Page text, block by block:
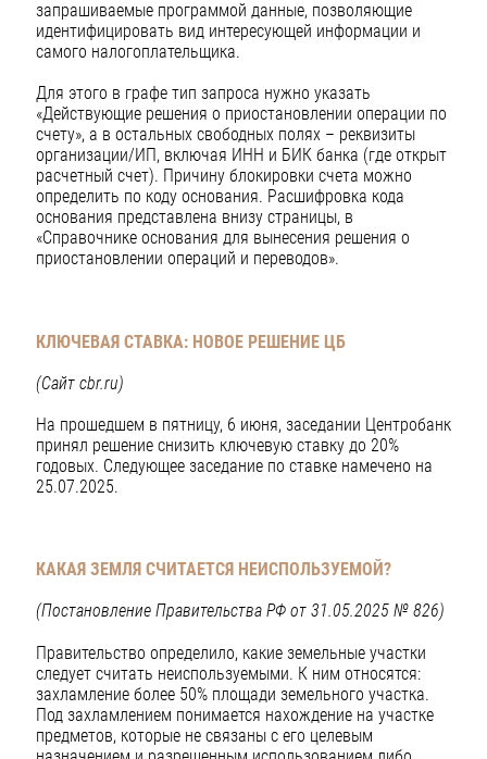
запрашиваемые программой данные, позволяющие
идентифицировать вид интересующей информации и
самого налогоплательщика.
Для этого в графе тип запроса нужно указать
«Действующие решения о приостановлении операции по
счету», а в остальных свободных полях – реквизиты
организации/ИП, включая ИНН и БИК банка (где открыт
расчетный счет). Причину блокировки счета можно
определить по коду основания. Расшифровка кода
основания представлена внизу страницы, в
«Справочнике основания для вынесения решения о
приостановлении операций и переводов».
КЛЮЧЕВАЯ СТАВКА: НОВОЕ РЕШЕНИЕ ЦБ
(Сайт cbr.ru)
На прошедшем в пятницу, 6 июня, заседании Центробанк
принял решение снизить ключевую ставку до 20%
годовых. Следующее заседание по ставке намечено на
25.07.2025.
КАКАЯ ЗЕМЛЯ СЧИТАЕТСЯ НЕИСПОЛЬЗУЕМОЙ?
(Постановление Правительства РФ от 31.05.2025 № 826)
Правительство определило, какие земельные участки
следует считать неиспользуемыми. К ним относятся:
захламление более 50% площади земельного участка.
Под захламлением понимается нахождение на участке
предметов, которые не связаны с его целевым